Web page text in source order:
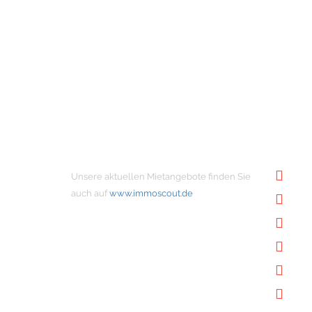
Unsere aktuellen Mietangebote finden Sie
auch auf www.immoscout.de